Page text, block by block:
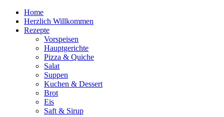
Home
Herzlich Willkommen
Rezepte
Vorspeisen
Hauptgerichte
Pizza & Quiche
Salat
Suppen
Kuchen & Dessert
Brot
Eis
Saft & Sirup